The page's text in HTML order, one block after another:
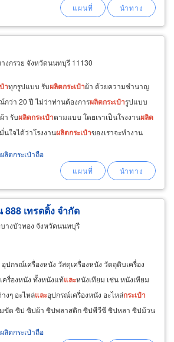
งกรวย จังหวัดนนทบุรี 11130
าทุกรูปแบบ รับผลิตกระเป๋าผ้า ด้วยความชำนาญ
กว่า 20 ปี ไม่ว่าท่านต้องการผลิตกระเป๋ารูปแบบ
ผ้า รับผลิตกระเป๋าตามแบบ โดยเราเป็นโรงงานผลิต
ใจได้ว่าโรงงานผลิตกระเป๋าของเราจะทำงาน
ลิตกระเป๋าถือ
เทรดดิ้ง จำกัด
างบัวทอง จังหวัดนนทบุรี
อุปกรณ์เครื่องหนัง วัสดุเครื่องหนัง วัตถุดิบเครื่อง
เครื่องหนัง ทั้งหนังแท้และหนังเทียม เช่น หนังเทียม
งๆ อะไหล่และอุปกรณ์เครื่องหนัง อะไหล่กระเป๋า
มขัด ซิป ซิปผ้า ซิปพลาสติก ซิปพีวีซี ซิปหลา ซิปม้วน
ลิตกระเป๋าถือ